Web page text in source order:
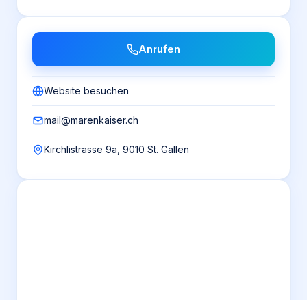
Anrufen
Website besuchen
mail@marenkaiser.ch
Kirchlistrasse 9a, 9010 St. Gallen